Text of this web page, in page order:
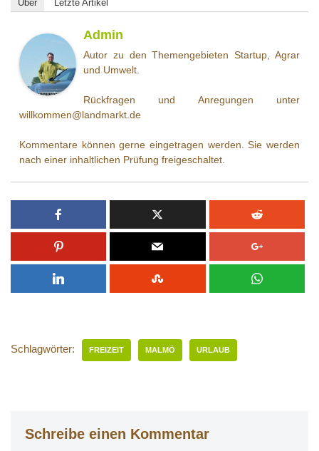
Über Letzte Artikel
Admin
Autor zu den Themengebieten Startup, Agrar
und Umwelt.
Rückfragen und Anregungen unter
willkommen@landmarkt.de
Kommentare können gerne eingetragen werden. Sie werden
nach einer inhaltlichen Prüfung freigeschaltet.
Schlagwörter: FREIZEIT MALMÖ URLAUB
Schreibe einen Kommentar